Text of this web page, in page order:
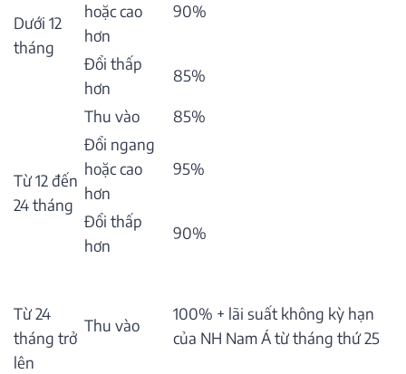
Dưới 12
tháng
hoặc cao
hơn
90%
Đổi thấp
hơn
85%
Từ 12 đến
24 tháng
Thu vào
85%
Đổi ngang
hoặc cao
hơn
95%
Đổi thấp
hơn
90%
Từ 24
tháng trở
lên
Thu vào
100% + lãi suất không kỳ hạn
của NH Nam Á từ tháng thứ 25